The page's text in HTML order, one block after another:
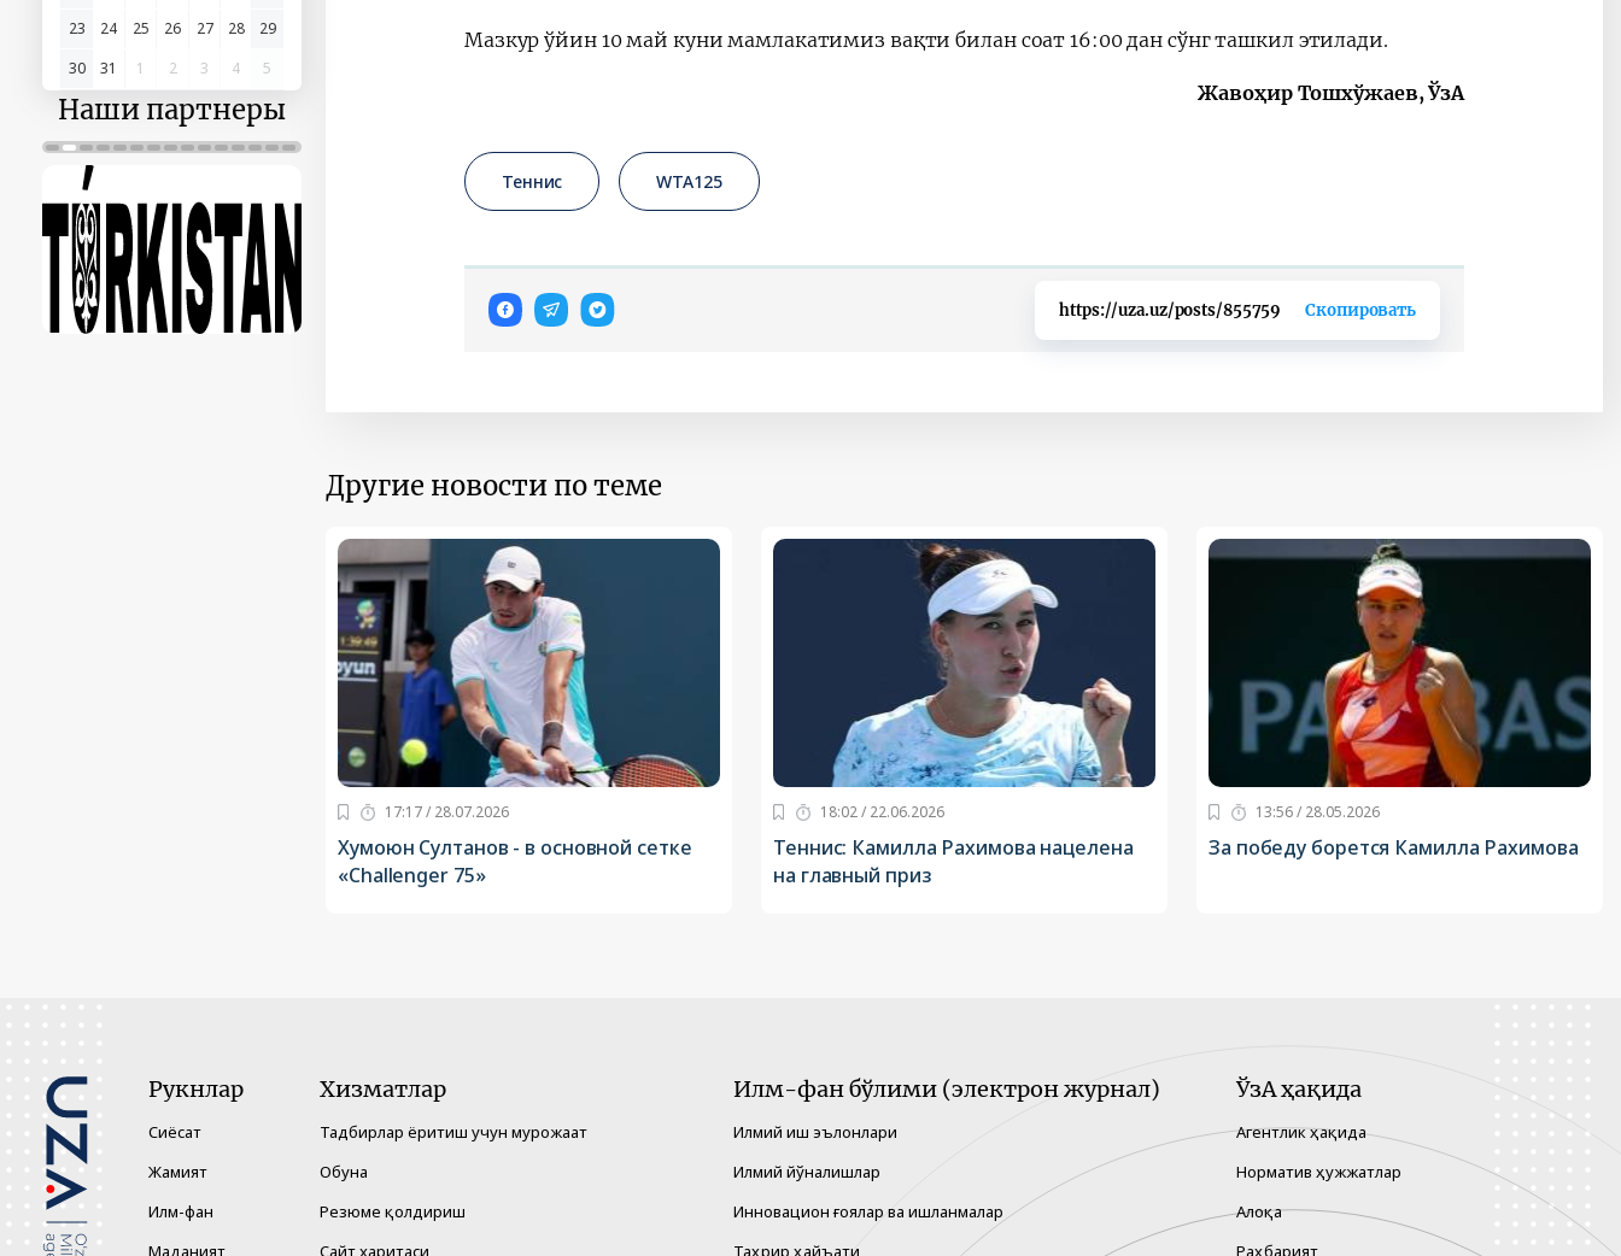
23
24 25 26 27 28
29
30
31 1 2 3 4 5
Наши партнеры
Мазкур ўйин 10 май куни мамлакатимиз вақти билан соат 16:00 дан сўнг ташкил этилади.
Жавоҳир Тошхўжаев, ЎзА
Теннис WTA125
https://uza.uz/posts/855759 Скопировать
Другие новости по теме
17:17 / 28.07.2026
Хумоюн Султанов - в основной сетке
«Challenger 75»
18:02 / 22.06.2026
Теннис: Камилла Рахимова нацелена
на главный приз
13:56 / 28.05.2026
За победу борется Камилла Рахимова
Рукнлар
Сиёсат
Жамият
Илм-фан
Маданият
Хизматлар
Тадбирлар ёритиш учун мурожаат
Обуна
Резюме қолдириш
Сайт харитаси
Илм-фан бўлими (электрон журнал)
Илмий иш эълонлари
Илмий йўналишлар
Инновацион ғоялар ва ишланмалар
Таҳрир ҳайъати
ЎзА ҳақида
Агентлик ҳақида
Норматив ҳужжатлар
Алоқа
Раҳбарият